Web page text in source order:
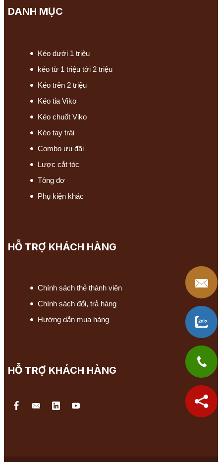
DANH MỤC
Kéo dưới 1 triệu
kéo từ 1 triệu tới 2 triệu
Kéo trên 2 triệu
Kéo tỉa Viko
Kéo chuốt Viko
Kéo tay trái
Combo ưu đãi
Lược cắt tóc
Tông đơ
Phụ kiện khác
HỖ TRỢ KHÁCH HÀNG
Chính sách thẻ thành viên
Chính sách đổi, trả hàng
Hướng dẫn mua hàng
HỖ TRỢ KHÁCH HÀNG